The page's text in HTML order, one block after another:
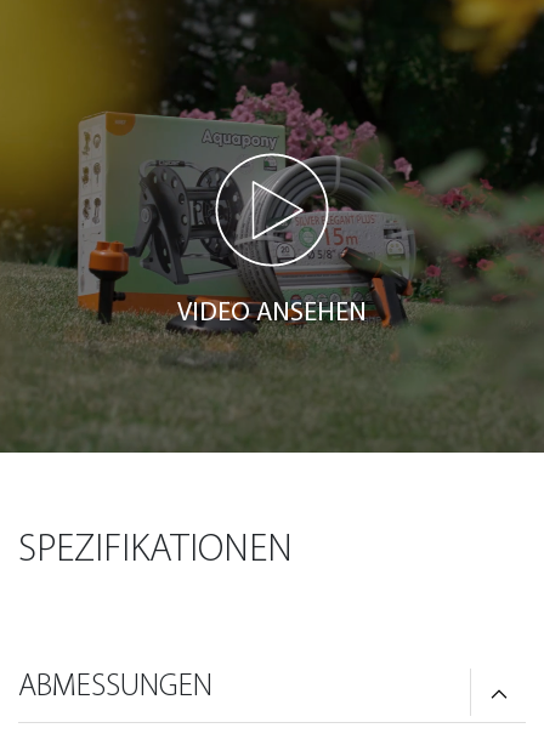
VIDEO ANSEHEN
SPEZIFIKATIONEN
ABMESSUNGEN